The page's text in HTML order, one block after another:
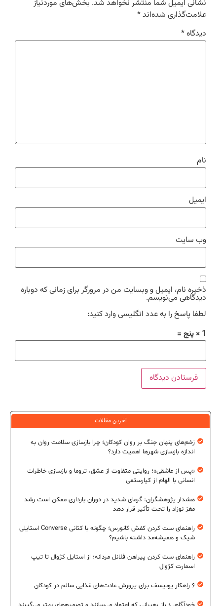
نشانی ایمیل شما منتشر نخواهد شد. بخش‌های موردنیاز
علامت‌گذاری شده‌اند*
دیدگاه*
نام
ایمیل
وب‌ سایت
ذخیره نام، ایمیل و وبسایت من در مرورگر برای زمانی که دوباره
دیدگاهی می‌نویسم.
لطفا پاسخ را به عدد انگلیسی وارد کنید:
1 × پنج =
آخرین مقالات
زخم‌های پنهان جنگ بر روان کودکان؛ چرا بازسازی سلامت روان به
اندازه بازسازی شهرها اهمیت دارد؟
«پس از عاشقی»؛ روایتی متفاوت از عشق، تروما و بازسازی خاطرات
انسانی با الهام از کیارستمی
هشدار پژوهشگران: گرمای شدید در دوران بارداری ممکن است رشد
مغز نوزاد را تحت تأثیر قرار دهد
راهنمای ست کردن کفش کانورس؛ چگونه با کتانی Converse استایلی
شیک و همیشه‌مد داشته باشیم؟
راهنمای ست کردن پیراهن فلانل مردانه؛ از استایل کژوال تا تیپ
اسمارت کژوال
۶ راهکار یونیسف برای پرورش عادت‌های غذایی سالم در کودکان